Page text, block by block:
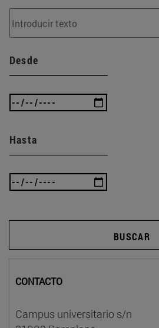
Desde
Hasta
BUSCAR
CONTACTO
Campus universitario s/n